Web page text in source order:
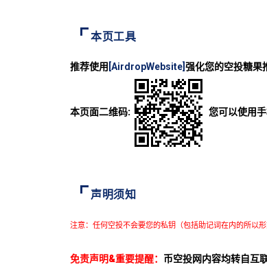
本页工具
推荐使用 [AirdropWebsite] 强化您的空投糖果
本页面二维码: 您可以使用
声明须知
注意：任何空投不会要您的私钥（包括助记词在内的所以
免责声明&重要提醒： 币空投网内容均转自互